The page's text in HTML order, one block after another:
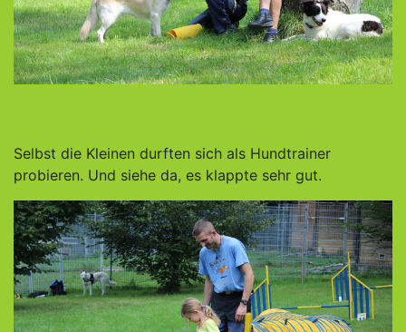
Selbst die Kleinen durften sich als Hundtrainer
probieren. Und siehe da, es klappte sehr gut.